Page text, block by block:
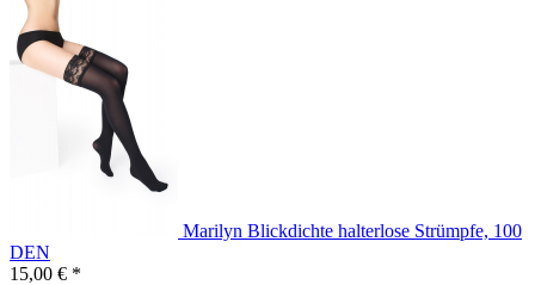
Marilyn Blickdichte halterlose Strümpfe, 100
DEN
15,00 € *